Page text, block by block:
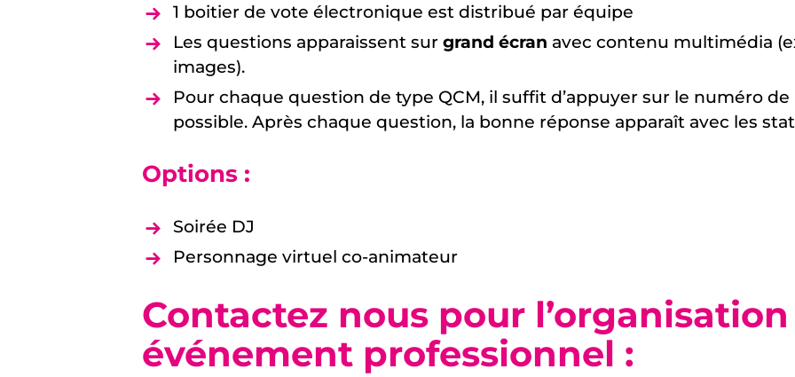
1 boitier de vote électronique est distribué par équipe
Les questions apparaissent surgrand écran avec contenu multimédia
images).
Pour chaque question de type QCM, il suffit d’appuyer sur le numéro
possible. Après chaque question, la bonne réponse apparaît avec les
Options :
Soirée DJ
Personnage virtuel co-animateur
Contactez nous pour
événement professionnel :